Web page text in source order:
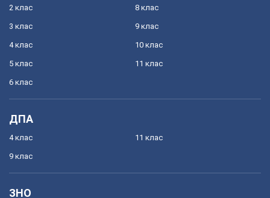
2 клас
3 клас
4 клас
5 клас
6 клас
8 клас
9 клас
10 клас
11 клас
ДПА
4 клас
9 клас
11 клас
ЗНО